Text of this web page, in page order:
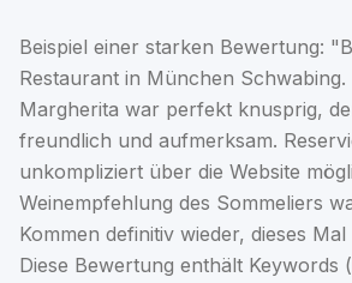
Beispiel einer starken Bewertung:
Restaurant in München Schwabing.
Margherita war perfekt knusprig,
freundlich und aufmerksam.
unkompliziert über die Website
Weinempfehlung des Sommeliers
Kommen definitiv wieder, dieses
Diese Bewertung enthält Keywords